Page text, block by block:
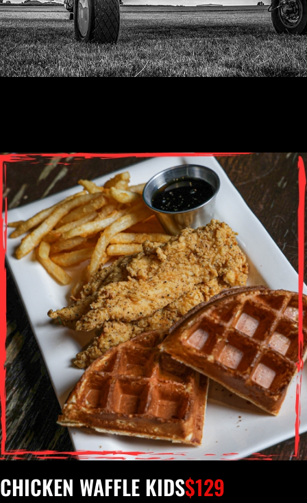
CHICKEN WAFFLE KIDS$129